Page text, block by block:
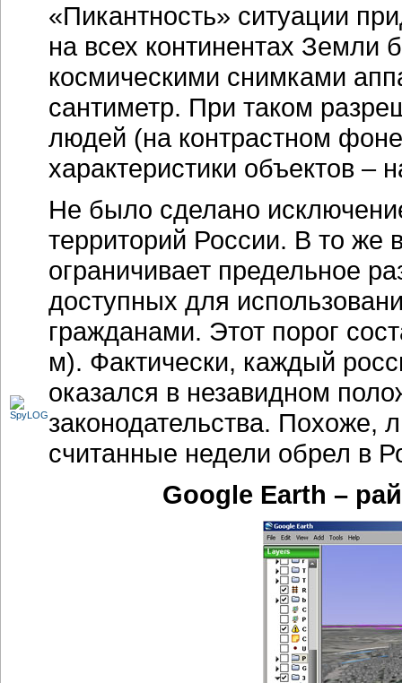
«Пикантность» ситуации
на всех континентах
космическими снимками
сантиметр. При таком
людей (на контрастном
характеристики объектов –
Не было сделано
территорий России. В то же
ограничивает предельное
доступных для
гражданами. Этот порог
м). Фактически, каждый
оказался в незавидном
законодательства. Похоже,
считанные недели обрел в
Google Earth –